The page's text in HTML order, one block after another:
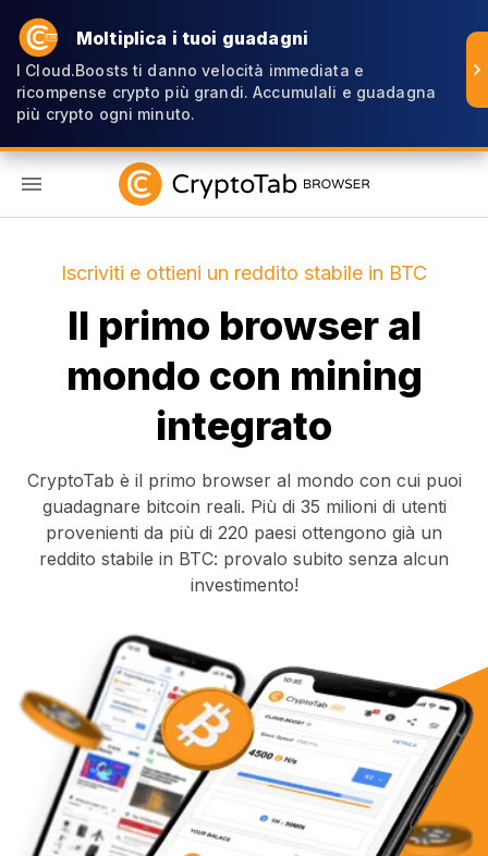
Moltiplica i tuoi guadagni
I Cloud.Boosts ti danno velocità immediata e
ricompense crypto più grandi. Accumulali e guadagna
più crypto ogni minuto.
Iscriviti e ottieni un reddito stabile in BTC
Il primo browser al
mondo con mining
integrato
CryptoTab è il primo browser al mondo con cui puoi
guadagnare bitcoin reali. Più di 35 milioni di utenti
provenienti da più di 220 paesi ottengono già un
reddito stabile in BTC: provalo subito senza alcun
investimento!